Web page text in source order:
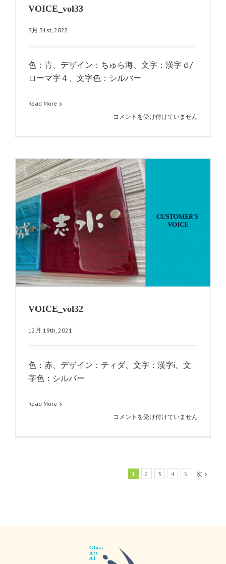
VOICE_vol33
3月 31st, 2022
色：青、デザイン：ちゅら海、文字：漢字ｄ/
ローマ字４、文字色：シルバー
Read More
VOICE_vol33
コメントを受け付けていません
VOICE_vol32
12月 19th, 2021
色：赤、デザイン：ティダ、文字：漢字i、文
字色：シルバー
Read More
VOICE_vol32
コメントを受け付けていません
1 2 3 4 5 次